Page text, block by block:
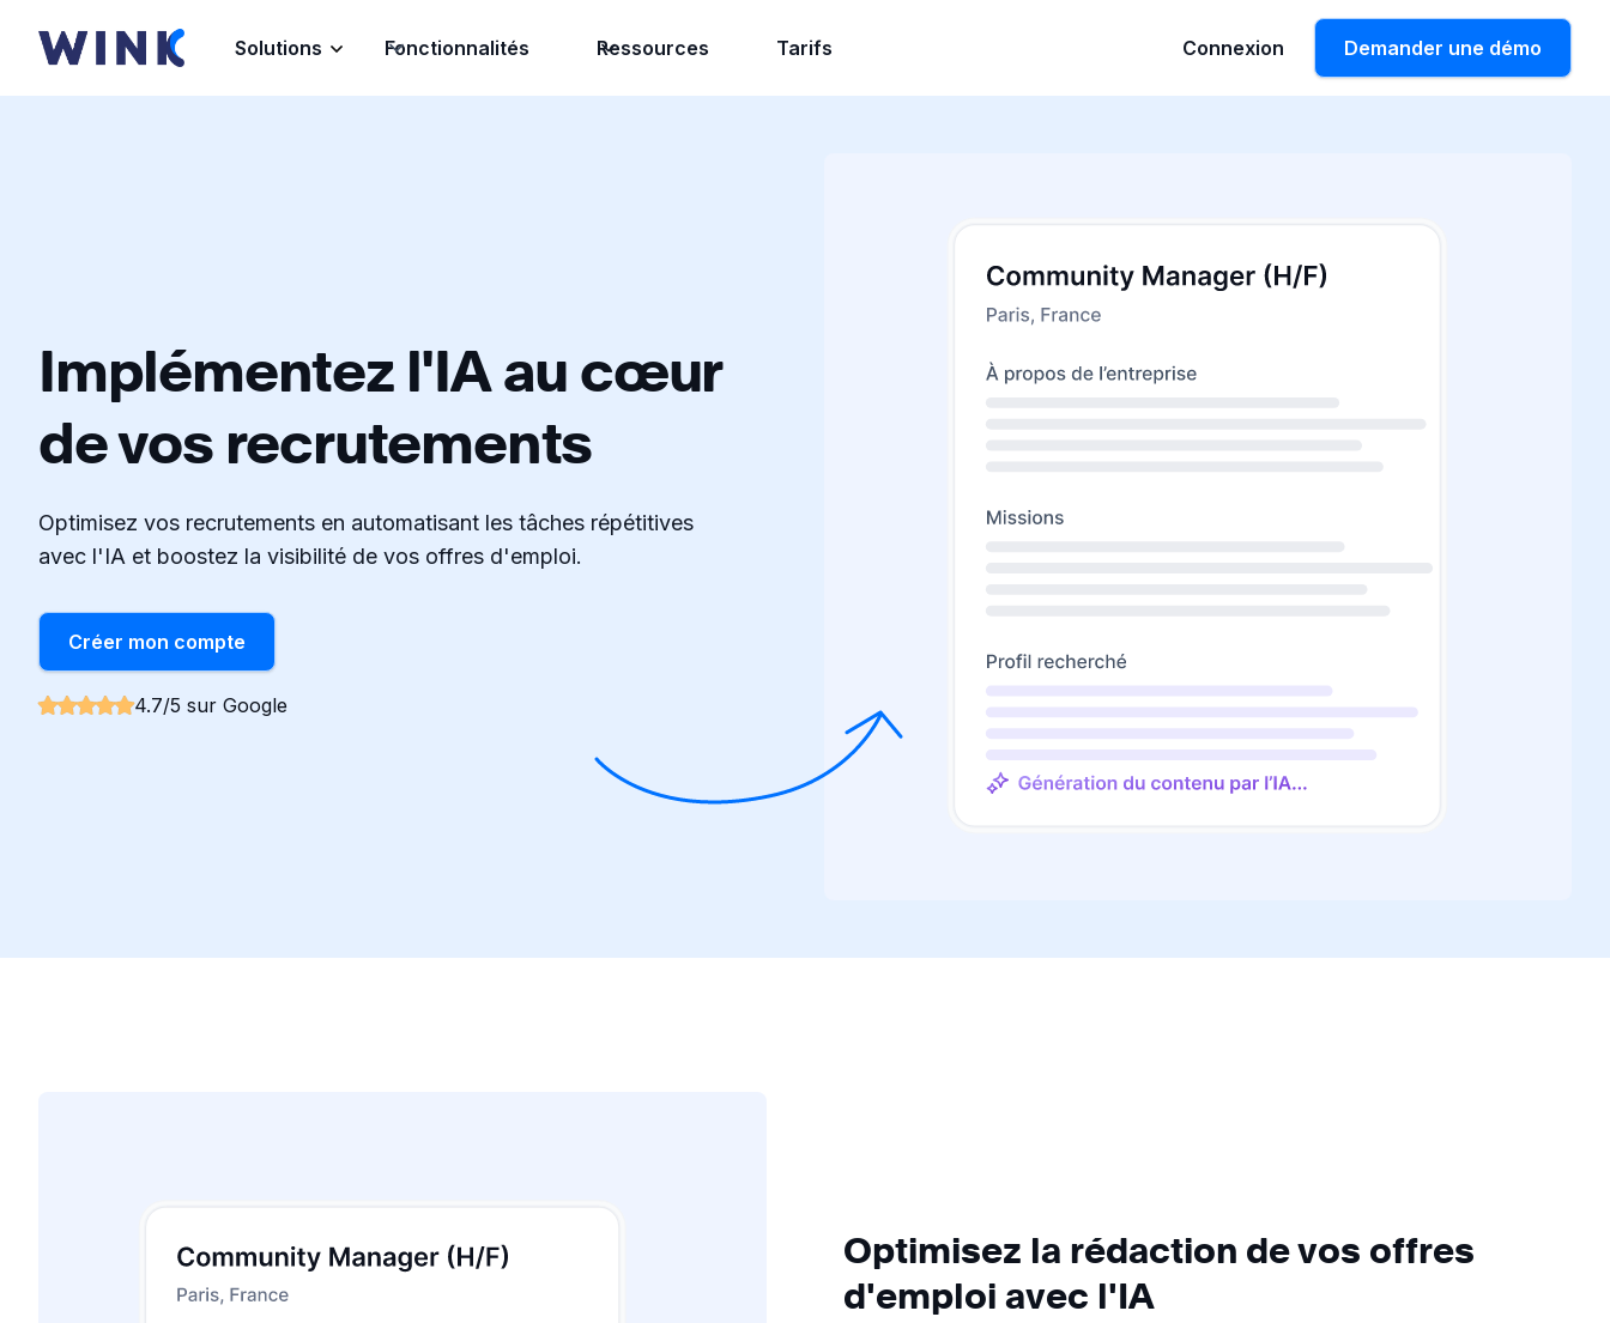
Solutions Fonctionnalités Ressources Tarifs Connexion Demander une démo
Implémentez l'IA au cœur
de vos recrutements
Optimisez vos recrutements en automatisant les tâches répétitives
avec l'IA et boostez la visibilité de vos offres d'emploi.
Créer mon compte
4.7/5 sur Google
Optimisez la rédaction de vos offres
d'emploi avec l'IA